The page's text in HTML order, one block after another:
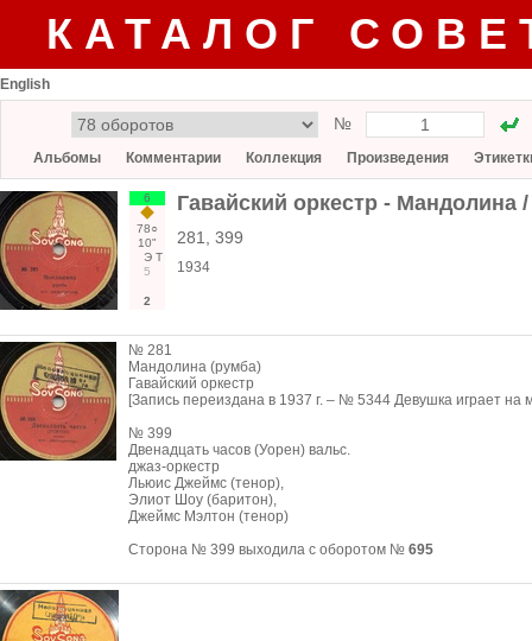
КАТАЛОГ
English
№
Альбомы Комментарии Коллекция Произведения
6
78○
10"
Э Т
5
2
Гавайский оркестр - Мандолина
281, 399
1934
№ 281
Мандолина (румба)
Гавайский оркестр
[Запись переиздана в 1937 г. – № 5344 Девушка играет на
№ 399
Двенадцать часов (Уорен) вальс.
джаз-оркестр
Льюис Джеймс (тенор),
Элиот Шоу (баритон),
Джеймс Мэлтон (тенор)
Сторона № 399 выходила с оборотом № 695